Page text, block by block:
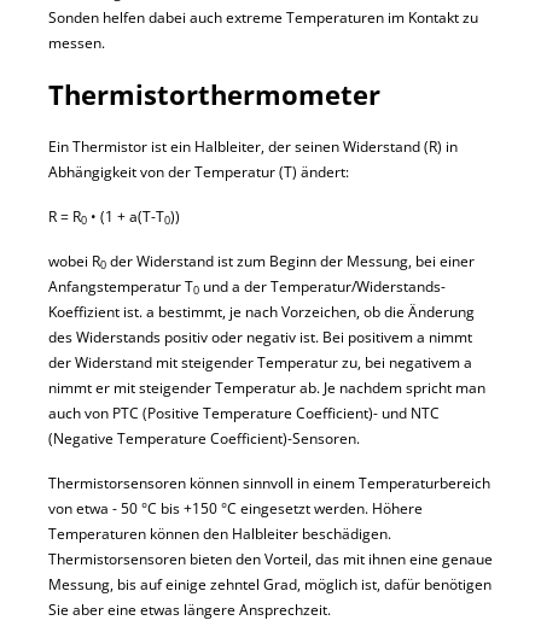
Sonden helfen dabei auch extreme Temperaturen im Kontakt zu
messen.
Thermistorthermometer
Ein Thermistor ist ein Halbleiter, der seinen Widerstand (R) in
Abhängigkeit von der Temperatur (T) ändert:
R = R0 • (1 + a(T-T0))
wobei R0 der Widerstand ist zum Beginn der Messung, bei einer
Anfangstemperatur T0 und a der Temperatur/Widerstands-
Koeffizient ist. a bestimmt, je nach Vorzeichen, ob die Änderung
des Widerstands positiv oder negativ ist. Bei positivem a nimmt
der Widerstand mit steigender Temperatur zu, bei negativem a
nimmt er mit steigender Temperatur ab. Je nachdem spricht man
auch von PTC (Positive Temperature Coefficient)- und NTC
(Negative Temperature Coefficient)-Sensoren.
Thermistorsensoren können sinnvoll in einem Temperaturbereich
von etwa - 50 °C bis +150 °C eingesetzt werden. Höhere
Temperaturen können den Halbleiter beschädigen.
Thermistorsensoren bieten den Vorteil, das mit ihnen eine genaue
Messung, bis auf einige zehntel Grad, möglich ist, dafür benötigen
Sie aber eine etwas längere Ansprechzeit.